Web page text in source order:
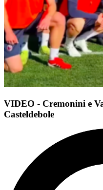
VIDEO - Cremonini e
Casteldebole